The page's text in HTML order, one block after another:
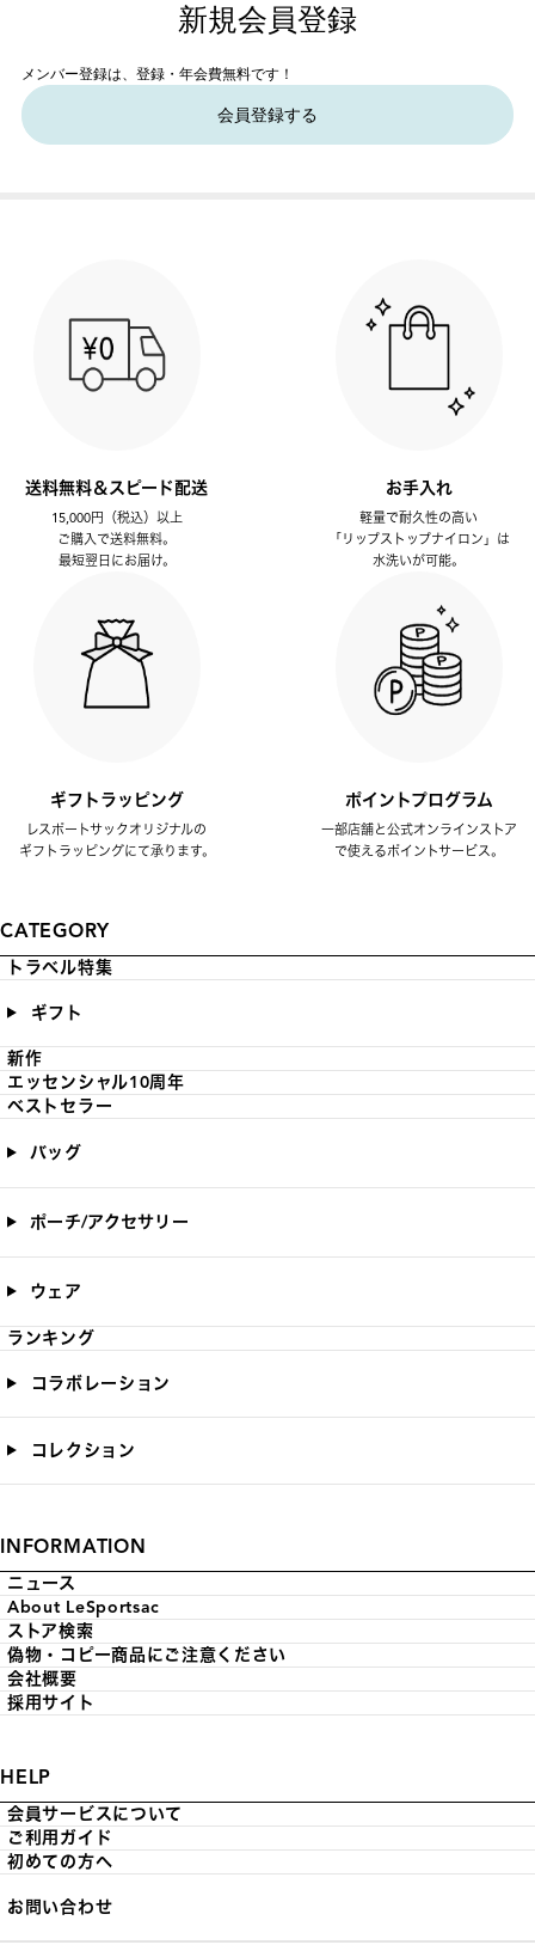
新規会員登録
メンバー登録は、登録・年会費無料です！
会員登録する
送料無料＆スピード配送
15,000円（税込）以上
ご購入で送料無料。
最短翌日にお届け。
お手入れ
軽量で耐久性の高い
「リップストップナイロン」は
水洗いが可能。
ギフトラッピング
レスポートサックオリジナルの
ギフトラッピングにて承ります。
ポイントプログラム
一部店舗と公式オンラインストア
で使えるポイントサービス。
CATEGORY
トラベル特集
ギフト
新作
エッセンシャル10周年
ベストセラー
バッグ
ポーチ/アクセサリー
ウェア
ランキング
コラボレーション
コレクション
INFORMATION
ニュース
About LeSportsac
ストア検索
偽物・コピー商品にご注意ください
会社概要
採用サイト
HELP
会員サービスについて
ご利用ガイド
初めての方へ
お問い合わせ